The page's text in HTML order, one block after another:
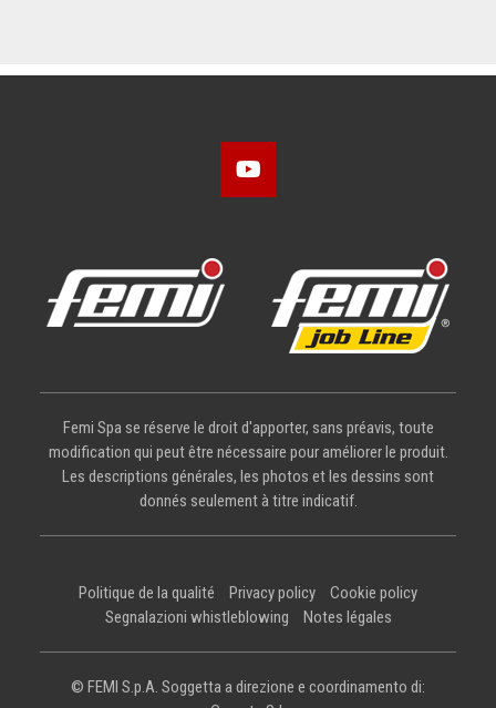
Femi Spa se réserve le droit d'apporter, sans préavis, toute
modification qui peut être nécessaire pour améliorer le produit.
Les descriptions générales, les photos et les dessins sont
donnés seulement à titre indicatif.
Politique de la qualité Privacy policy
Cookie policy
Segnalazioni whistleblowing
Notes légales
© FEMI S.p.A. Soggetta a direzione e coordinamento di: